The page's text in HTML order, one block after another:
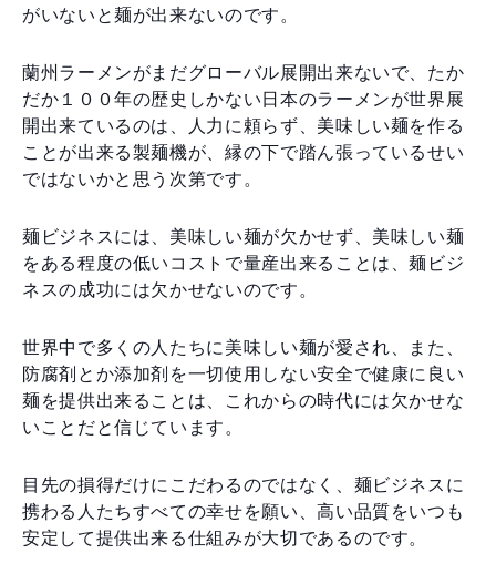
がいないと麺が出来ないのです。
蘭州ラーメンがまだグローバル展開出来ないで、たか
だか１００年の歴史しかない日本のラーメンが世界展
開出来ているのは、人力に頼らず、美味しい麺を作る
ことが出来る製麺機が、縁の下で踏ん張っているせい
ではないかと思う次第です。
麺ビジネスには、美味しい麺が欠かせず、美味しい麺
をある程度の低いコストで量産出来ることは、麺ビジ
ネスの成功には欠かせないのです。
世界中で多くの人たちに美味しい麺が愛され、また、
防腐剤とか添加剤を一切使用しない安全で健康に良い
麺を提供出来ることは、これからの時代には欠かせな
いことだと信じています。
目先の損得だけにこだわるのではなく、麺ビジネスに
携わる人たちすべての幸せを願い、高い品質をいつも
安定して提供出来る仕組みが大切であるのです。